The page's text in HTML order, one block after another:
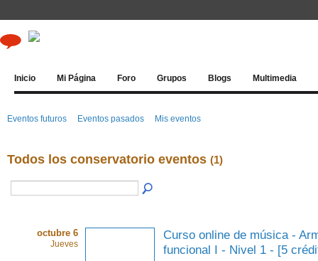
Inicio Mi Página Foro Grupos Blogs Multimedia
Eventos futuros Eventos pasados Mis eventos
Todos los conservatorio eventos (1)
octubre 6
Jueves
Curso online de música -
funcional I - Nivel 1 - [5